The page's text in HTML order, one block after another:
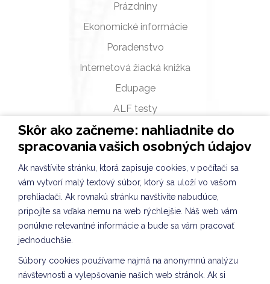
Prázdniny
Ekonomické informácie
Poradenstvo
Internetová žiacká knižka
Edupage
ALF testy
Fotogalérie a videá
Zverejňovanie
Školská jedáleň
Úradné hodiny
Projekty, súťaže, aktivity
Verejné obstarávanie
Konzultačné hodiny
Skôr ako začneme: nahliadnite do
spracovania vašich osobných údajov
Ak navštívite stránku, ktorá zapisuje cookies, v počítači sa
vám vytvorí malý textový súbor, ktorý sa uloží vo vašom
prehliadači. Ak rovnakú stránku navštívite nabudúce,
pripojíte sa vďaka nemu na web rýchlejšie. Náš web vám
ponúkne relevantné informácie a bude sa vám pracovať
jednoduchšie.
Súbory cookies používame najmä na anonymnú analýzu
návštevnosti a vylepšovanie našich web stránok. Ak si